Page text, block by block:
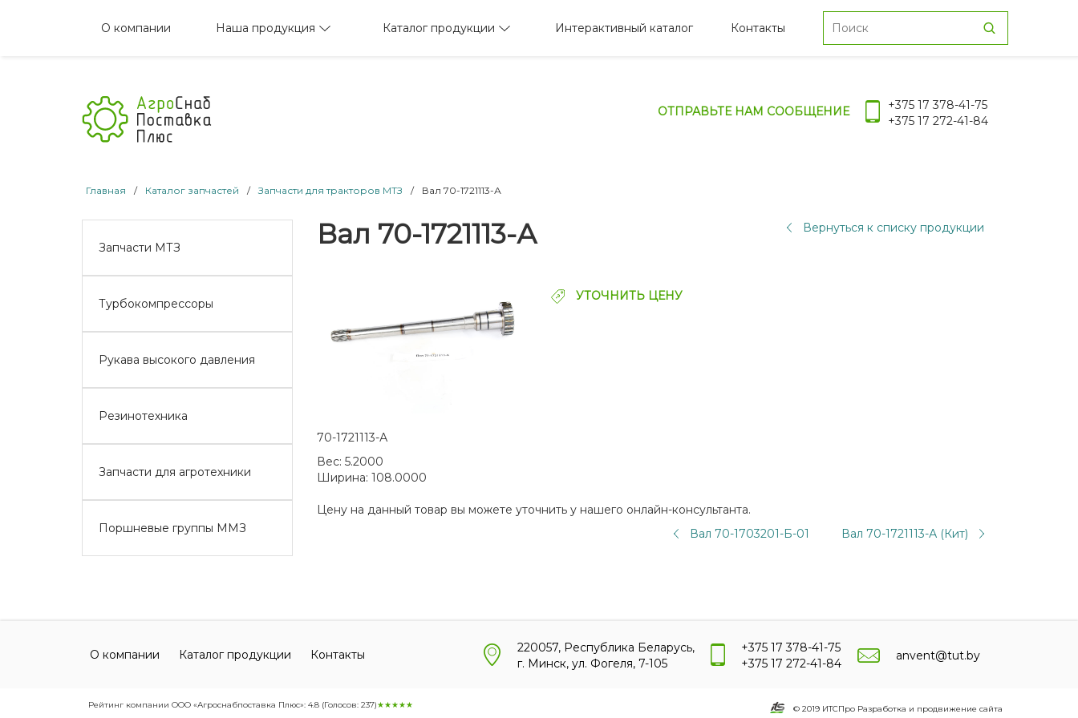
О компании Наша продукция Каталог продукции Интерактивный каталог Контакты
ОТПРАВЬТЕ НАМ СООБЩЕНИЕ
+375 17 378-41-75
+375 17 272-41-84
Главная / Каталог запчастей / Запчасти для тракторов МТЗ / Вал 70-1721113-А
Запчасти МТЗ
Турбокомпрессоры
Рукава высокого давления
Резинотехника
Запчасти для агротехники
Поршневые группы ММЗ
Вал 70-1721113-А Вернуться к списку продукции
УТОЧНИТЬ ЦЕНУ
70-1721113-А
Вес: 5.2000
Ширина: 108.0000
Цену на данный товар вы можете уточнить у нашего онлайн-консультанта.
Вал 70-1703201-Б-01
Вал 70-1721113-А (Кит)
О компании Каталог продукции Контакты
220057, Республика Беларусь,
г. Минск, ул. Фогеля, 7-105
+375 17 378-41-75
+375 17 272-41-84
anvent@tut.by
Рейтинг компании ООО «Агроснабпоставка Плюс»: 4.8 (Голосов: 237)★★★★★ © 2019 ИТСПро Разработка и продвижение сайта